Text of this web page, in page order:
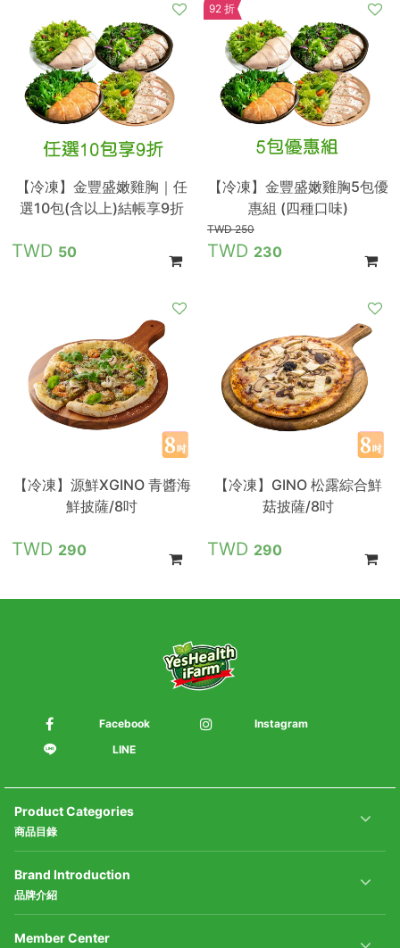
【冷凍】金豐盛嫩雞胸｜任
選10包(含以上)結帳享9折
50
92 折
【冷凍】金豐盛嫩雞胸5包優
惠組 (四種口味)
250
230
【冷凍】源鮮XGINO 青醬海
鮮披薩/8吋
290
【冷凍】GINO 松露綜合鮮
菇披薩/8吋
290
Facebook
Instagram
LINE
Product Categories
商品目錄
Brand Introduction
品牌介紹
Member Center